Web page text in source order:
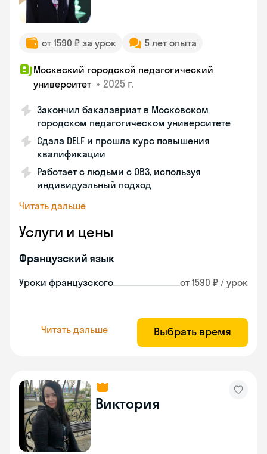
от 1590 ₽ за урок 5 лет опыта
Москвский городской педагогический
университет • 2025 г.
Закончил бакалавриат в Московском
городском педагогическом университете
Сдала DELF и прошла курс повышения
квалификации
Работает с людьми с ОВЗ, используя
индивидуальный подход
Читать дальше
Услуги и цены
Французский язык
Уроки французского от 1590 ₽ / урок
Читать дальше Выбрать время
Виктория